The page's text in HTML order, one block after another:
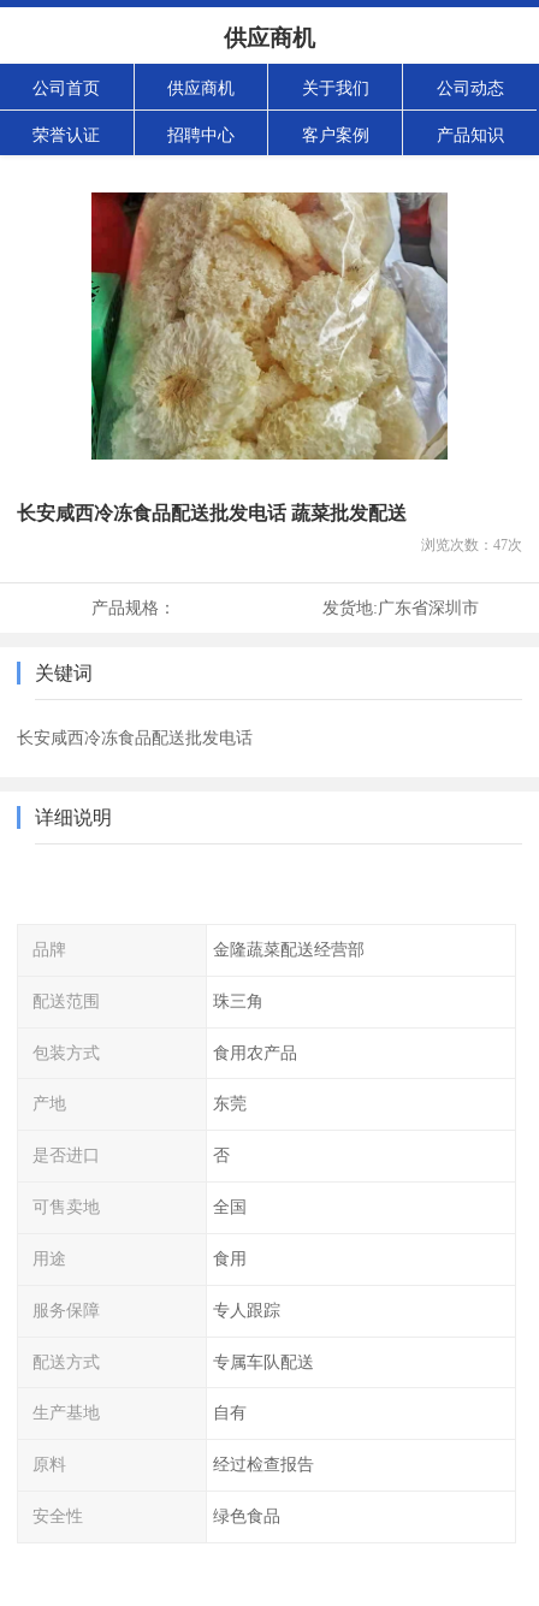
供应商机
公司首页 供应商机 关于我们 公司动态
荣誉认证 招聘中心 客户案例 产品知识
长安咸西冷冻食品配送批发电话 蔬菜批发配送
浏览次数： 47次
产品规格： 发货地:广东省深圳市
关键词
长安咸西冷冻食品配送批发电话
详细说明
品牌 金隆蔬菜配送经营部
配送范围 珠三角
包装方式 食用农产品
产地 东莞
是否进口 否
可售卖地 全国
用途 食用
服务保障 专人跟踪
配送方式 专属车队配送
生产基地 自有
原料 经过检查报告
安全性 绿色食品